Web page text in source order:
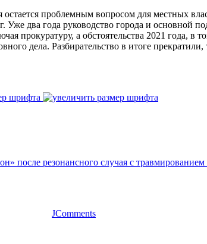
проблемным вопросом для местных
Уже два года руководство города и
прокуратуру, а обстоятельства 2021 года, в
дела. Разбирательство в итоге
шрифта
после резонансного случая с
JComments